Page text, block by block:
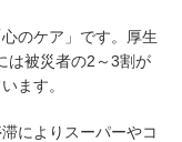
のケア」です。厚生
は被災者の2～3割が
ます。
によりスーパーやコ